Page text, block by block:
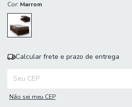
Cor: Marrom
Calcular frete e prazo de entrega
Não sei meu CEP